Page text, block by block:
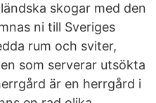
skogar med den
ni till Sveriges
rum och sviter,
som serverar utsökta
är en herrgård i